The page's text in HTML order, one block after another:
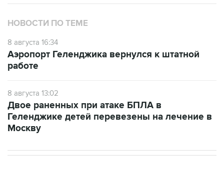
НОВОСТИ ПО ТЕМЕ
8 августа 16:34
Аэропорт Геленджика вернулся к штатной
работе
8 августа 13:02
Двое раненных при атаке БПЛА в
Геленджике детей перевезены на лечение в
Москву